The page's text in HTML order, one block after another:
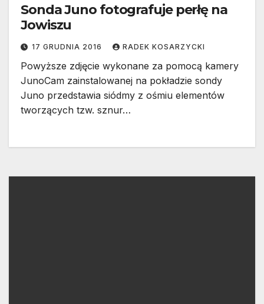
Sonda Juno fotografuje perłę na
Jowiszu
17 GRUDNIA 2016 RADEK KOSARZYCKI
Powyższe zdjęcie wykonane za pomocą kamery
JunoCam zainstalowanej na pokładzie sondy
Juno przedstawia siódmy z ośmiu elementów
tworzących tzw. sznur…